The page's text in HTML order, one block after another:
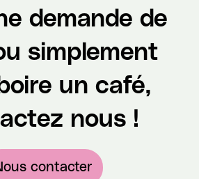
demande de
simplement
un café,
nous !
contacter